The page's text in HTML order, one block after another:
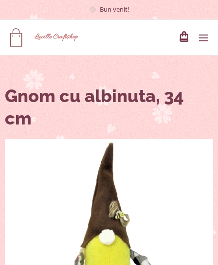
Bun venit!
LucilleCraftshop
Gnom cu albinuta, 34
cm